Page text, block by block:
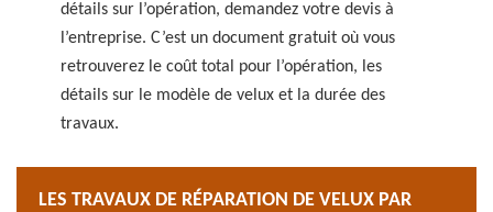
détails sur l’opération, demandez votre devis à
l’entreprise. C’est un document gratuit où vous
retrouverez le coût total pour l’opération, les
détails sur le modèle de velux et la durée des
travaux.
LES TRAVAUX DE RÉPARATION DE VELUX PAR